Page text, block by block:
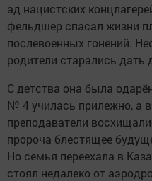
ад нацистских
фельдшер спасал жизни
послевоенных гонений.
родители старались дать
С детства она была
№ 4 училась прилежно, а
преподаватели
пророча блестящее
Но семья переехала в
стоял недалеко от